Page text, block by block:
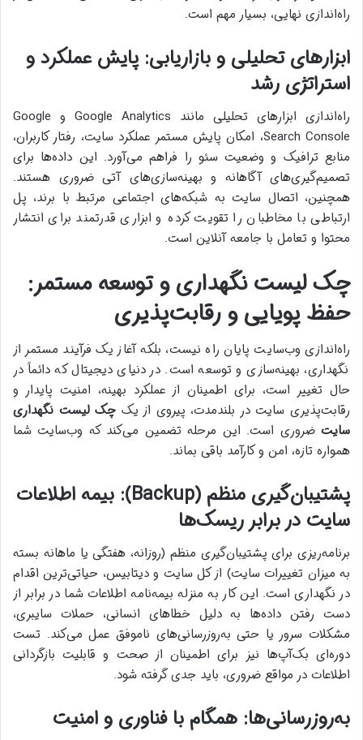
راه‌اندازی نهایی، بسیار مهم است.
ابزارهای تحلیلی و بازاریابی: پایش عملکرد و
استراتژی رشد
راه‌اندازی ابزارهای تحلیلی مانند Google Analytics و Google
Search Console، امکان پایش مستمر عملکرد سایت، رفتار کاربران،
منابع ترافیک و وضعیت سئو را فراهم می‌آورد. این داده‌ها برای
تصمیم‌گیری‌های آگاهانه و بهینه‌سازی‌های آتی ضروری هستند.
همچنین، اتصال سایت به شبکه‌های اجتماعی مرتبط با برند، پل
ارتباطی با مخاطبان را تقویت کرده و ابزاری قدرتمند برای انتشار
محتوا و تعامل با جامعه آنلاین است.
چک لیست نگهداری و توسعه مستمر:
حفظ پویایی و رقابت‌پذیری
راه‌اندازی وب‌سایت پایان راه نیست، بلکه آغاز یک فرآیند مستمر از
نگهداری، بهینه‌سازی و توسعه است. در دنیای دیجیتال که دائماً در
حال تغییر است، برای اطمینان از عملکرد بهینه، امنیت پایدار و
رقابت‌پذیری سایت در بلندمدت، پیروی از یک چک لیست نگهداری
سایت ضروری است. این مرحله تضمین می‌کند که وب‌سایت شما
همواره تازه، امن و کارآمد باقی بماند.
پشتیبان‌گیری منظم (Backup): بیمه اطلاعات
سایت در برابر ریسک‌ها
برنامه‌ریزی برای پشتیبان‌گیری منظم (روزانه، هفتگی یا ماهانه بسته
به میزان تغییرات سایت) از کل سایت و دیتابیس، حیاتی‌ترین اقدام
در نگهداری است. این کار به منزله بیمه‌نامه اطلاعات شما در برابر از
دست رفتن داده‌ها به دلیل خطاهای انسانی، حملات سایبری،
مشکلات سرور یا حتی به‌روزرسانی‌های ناموفق عمل می‌کند. تست
دوره‌ای بک‌آپ‌ها نیز برای اطمینان از صحت و قابلیت بازگردانی
اطلاعات در مواقع ضروری، باید جدی گرفته شود.
به‌روزرسانی‌ها: همگام با فناوری و امنیت